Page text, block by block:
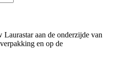
aan de onderzijde van
en op de